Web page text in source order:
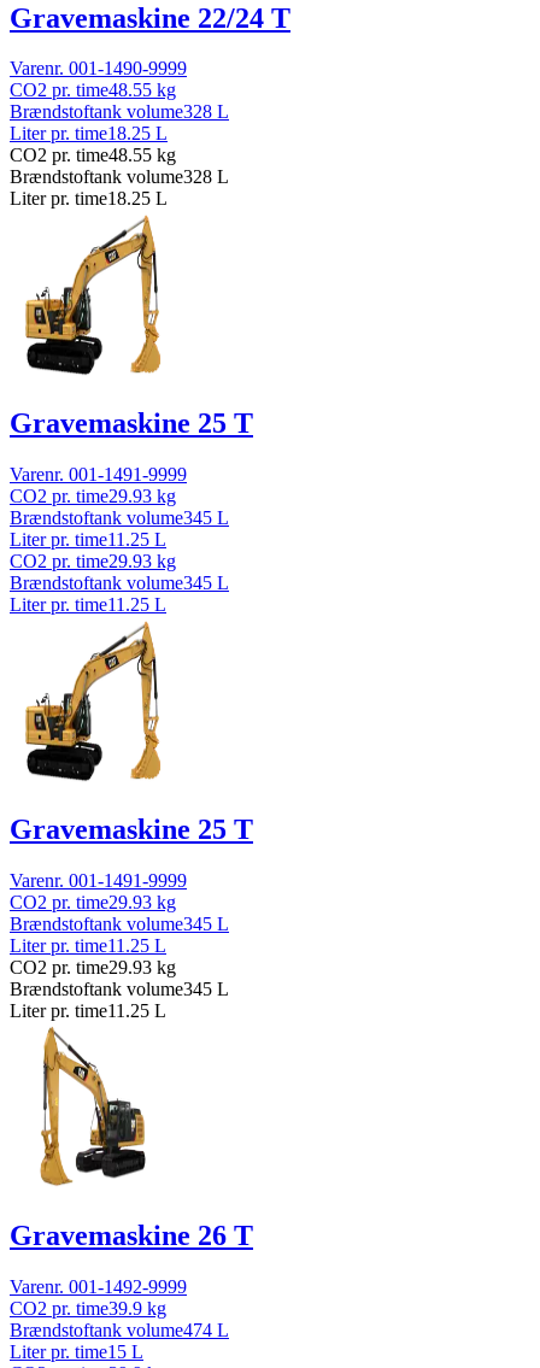
Gravemaskine 22/24 T
Varenr. 001-1490-9999
CO2 pr. time48.55 kg
Brændstoftank volume328 L
Liter pr. time18.25 L
CO2 pr. time48.55 kg
Brændstoftank volume328 L
Liter pr. time18.25 L
Gravemaskine 25 T
Varenr. 001-1491-9999
CO2 pr. time29.93 kg
Brændstoftank volume345 L
Liter pr. time11.25 L
CO2 pr. time29.93 kg
Brændstoftank volume345 L
Liter pr. time11.25 L
Gravemaskine 25 T
Varenr. 001-1491-9999
CO2 pr. time29.93 kg
Brændstoftank volume345 L
Liter pr. time11.25 L
CO2 pr. time29.93 kg
Brændstoftank volume345 L
Liter pr. time11.25 L
Gravemaskine 26 T
Varenr. 001-1492-9999
CO2 pr. time39.9 kg
Brændstoftank volume474 L
Liter pr. time15 L